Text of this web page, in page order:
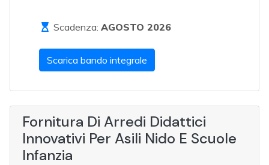
Scadenza: AGOSTO 2026
Scarica bando integrale
Fornitura Di Arredi Didattici
Innovativi Per Asili Nido E Scuole
Infanzia